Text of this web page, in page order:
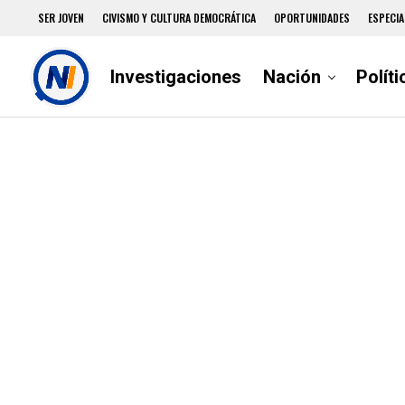
SER JOVEN CIVISMO Y CULTURA DEMOCRÁTICA OPORTUNIDADES
Investigaciones Nación